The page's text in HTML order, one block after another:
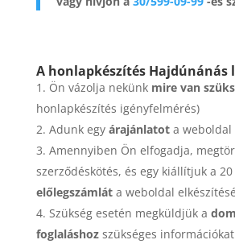
A honlapkészítés Hajdúnánás
Ön vázolja nekünk mire van
honlapkészítés igényfelmérés)
Adunk egy árajánlatota weboldal
Amennyiben Ön elfogadja,
szerződéskötés, és egy kiállítjuk a 20
előlegszámláta weboldal
Szükség esetén megküldjük a
foglaláshozszükséges információkat